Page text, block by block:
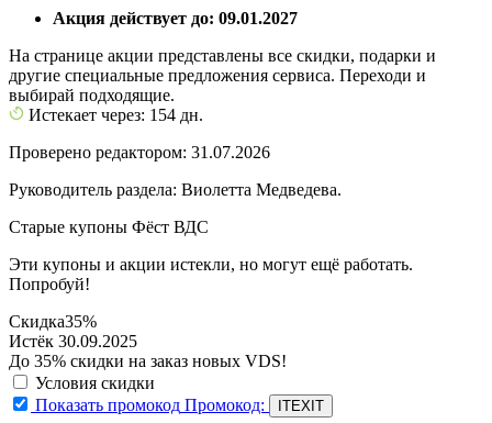
Акция действует до: 09.01.2027
На странице акции представлены все скидки, подарки и
другие специальные предложения сервиса. Переходи и
выбирай подходящие.
Истекает через: 154 дн.
Проверено редактором: 31.07.2026
Руководитель раздела: Виолетта Медведева.
Старые купоны Фёст ВДС
Эти купоны и акции истекли, но могут ещё работать.
Попробуй!
Скидка35%
Истёк 30.09.2025
До 35% скидки на заказ новых VDS!
Условия скидки
Показать промокод Промокод: ITEXIT